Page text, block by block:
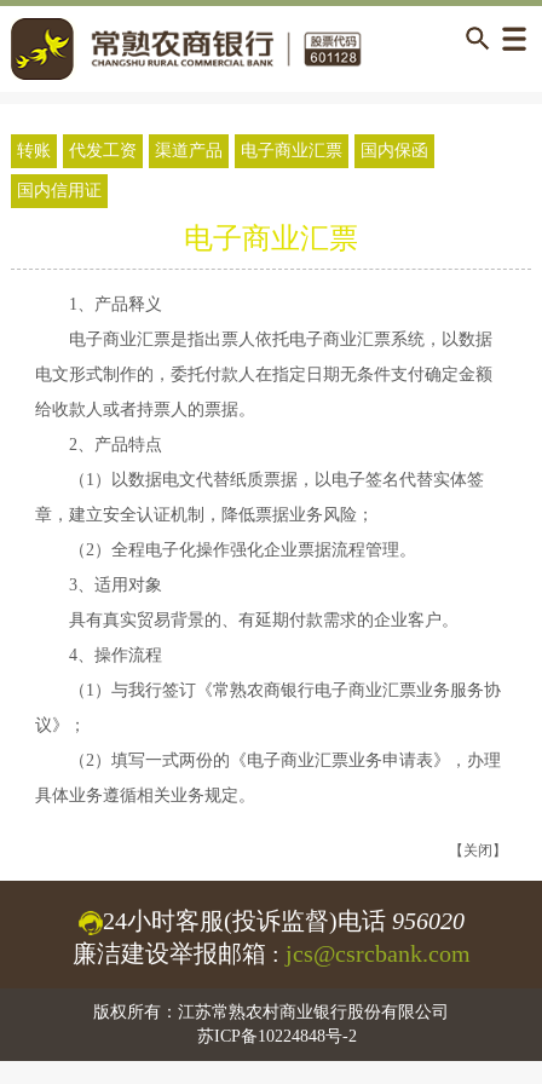
转账 代发工资 渠道产品 电子商业汇票 国内保函
国内信用证
电子商业汇票
1、产品释义
电子商业汇票是指出票人依托电子商业汇票系统，以数据
电文形式制作的，委托付款人在指定日期无条件支付确定金额
给收款人或者持票人的票据。
2、产品特点
（ 1 ）以数据电文代替纸质票据，以电子签名代替实体签
章，建立安全认证机制，降低票据业务风险；
（2）全程电子化操作强化企业票据流程管理。
3、适用对象
具有真实贸易背景的、有延期付款需求的企业客户。
4、操作流程
（ 1 ）与我行签订《常熟农商银行电子商业汇票业务服务协
议》；
（2）填写一式两份的《电子商业汇票业务申请表》，办理
具体业务遵循相关业务规定。
【关闭】
24小时客服(投诉监督)电话 956020
廉洁建设举报邮箱 : jcs@csrcbank.com
版权所有：江苏常熟农村商业银行股份有限公司
苏ICP备10224848号-2